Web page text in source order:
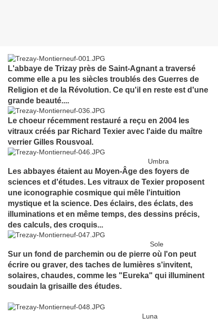
L'abbaye de Trizay près de Saint-Agnant a traversé
comme elle a pu les siècles troublés des Guerres de
Religion et de la Révolution. Ce qu'il en reste est d'une
grande beauté....
Le choeur récemment restauré a reçu en 2004 les
vitraux créés par Richard Texier avec l'aide du maître
verrier Gilles Rousvoal.
Umbra
Les abbayes étaient au Moyen-Âge des foyers de
sciences et d'études. Les vitraux de Texier proposent
une iconographie cosmique qui mêle l'intuition
mystique et la science. Des éclairs, des éclats, des
illuminations et en même temps, des dessins précis,
des calculs, des croquis...
Sole
Sur un fond de parchemin ou de pierre où l'on peut
écrire ou graver, des taches de lumières s'invitent,
solaires, chaudes, comme les "Eureka" qui illuminent
soudain la grisaille des études.
Luna